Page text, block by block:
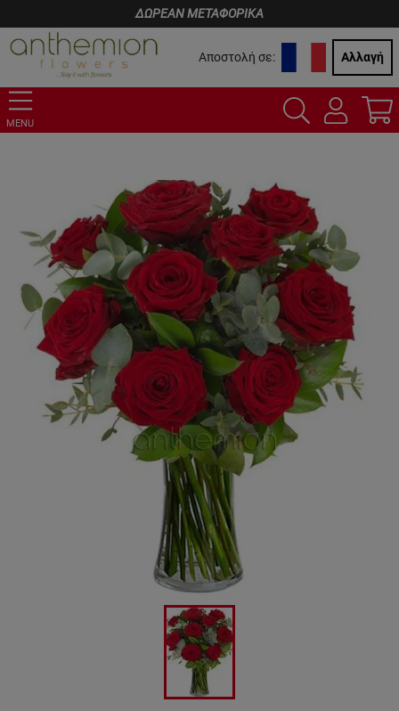
ΔΩΡΕΑΝ ΜΕΤΑΦΟΡΙΚΑ
Αποστολή σε: Αλλαγή
MENU